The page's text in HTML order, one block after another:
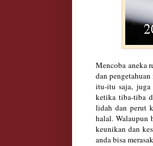
Mencoba aneka
dan
itu-itu saja, juga
ketika tiba-tiba
lidah dan perut
halal. Walaupun
keunikan dan
anda bisa